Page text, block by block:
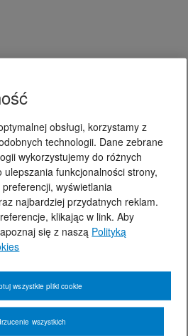
obsługi, korzystamy z
technologii. Dane zebrane
wykorzystujemy do różnych
ulepszania funkcjonalności strony,
wyświetlania
najbardziej przydatnych reklam.
klikając w link. Aby
się z naszą Polityką
wszystkich
wszystkie pliki cookie